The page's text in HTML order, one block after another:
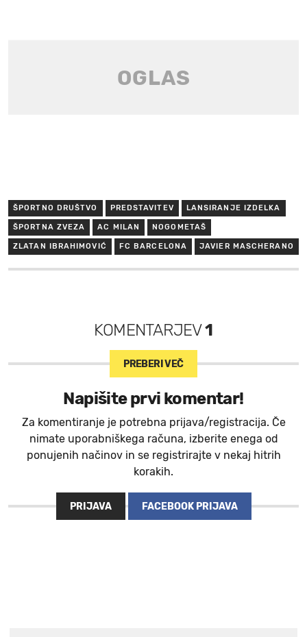
ŠPORTNO DRUŠTVO PREDSTAVITEV LANSIRANJE IZDELKA
ŠPORTNA ZVEZA AC MILAN NOGOMETAŠ
ZLATAN IBRAHIMOVIĆ FC BARCELONA JAVIER MASCHERANO
KOMENTARJEV1
PREBERI VEČ
Napišite prvi komentar!
Za komentiranje je potrebna prijava/registracija. Če
nimate uporabniškega računa, izberite enega od
ponujenih načinov in se registrirajte v nekaj hitrih
korakih.
PRIJAVA FACEBOOK PRIJAVA